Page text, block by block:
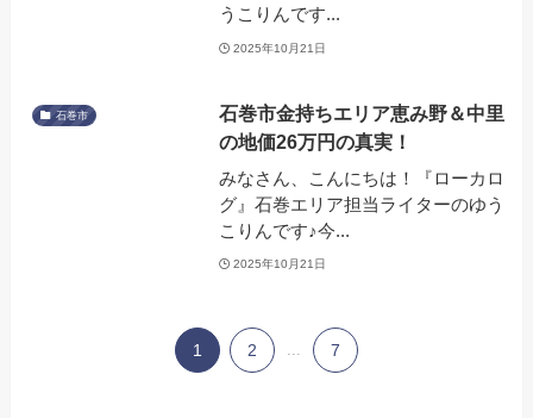
うこりんです...
2025年10月21日
石巻市
石巻市金持ちエリア恵み野＆中里
の地価26万円の真実！
みなさん、こんにちは！『ローカロ
グ』石巻エリア担当ライターのゆう
こりんです♪今...
2025年10月21日
1 2 ... 7